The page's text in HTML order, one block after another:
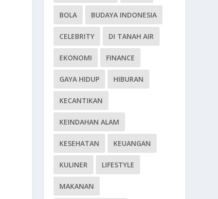
BOLA BUDAYA INDONESIA
CELEBRITY DI TANAH AIR
EKONOMI FINANCE
GAYA HIDUP HIBURAN
KECANTIKAN
KEINDAHAN ALAM
KESEHATAN KEUANGAN
KULINER LIFESTYLE
MAKANAN